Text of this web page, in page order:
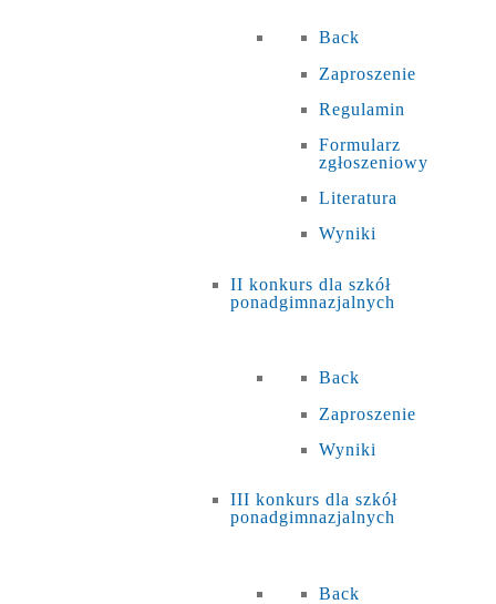
Back
Zaproszenie
Regulamin
Formularz
zgłoszeniowy
Literatura
Wyniki
II konkurs dla szkół
ponadgimnazjalnych
Back
Zaproszenie
Wyniki
III konkurs dla szkół
ponadgimnazjalnych
Back